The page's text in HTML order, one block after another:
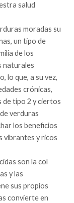
salud
moradas su
un tipo de
de los
naturales
lo que, a su vez,
crónicas,
de tipo 2 y ciertos
verduras
los beneficios
vibrantes y ricos
son la col
y las
sus propios
convierte en